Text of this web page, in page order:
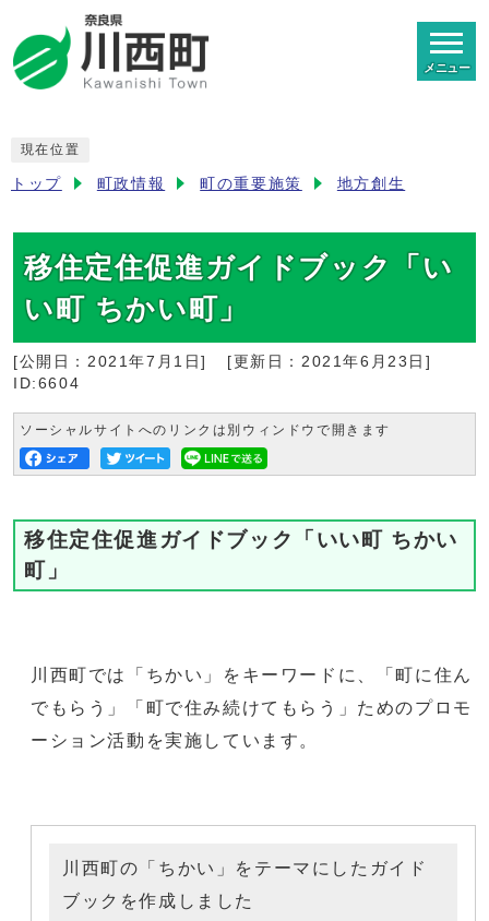
メニュー
現在位置
トップ 町政情報 町の重要施策 地方創生
移住定住促進ガイドブック「い
い町 ちかい町」
[公開日： 2021年7月1日] [更新日： 2021年6月23日]
ID:6604
ソーシャルサイトへのリンクは別ウィンドウで開きます
移住定住促進ガイドブック「いい町 ちかい
町」
川西町では「ちかい」をキーワードに、「町に住ん
でもらう」「町で住み続けてもらう」ためのプロモ
ーション活動を実施しています。
川西町の「ちかい」をテーマにしたガイド
ブックを作成しました